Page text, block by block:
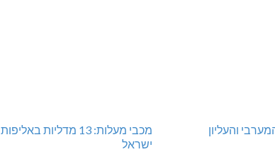
והעליון
מכבי מעלות: 13 מדליות באליפות
ישראל